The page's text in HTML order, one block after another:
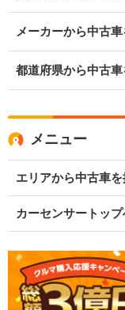
メーカーから中古
都道府県から中古
メニュー
エリアから中古車
カーセンサートップ